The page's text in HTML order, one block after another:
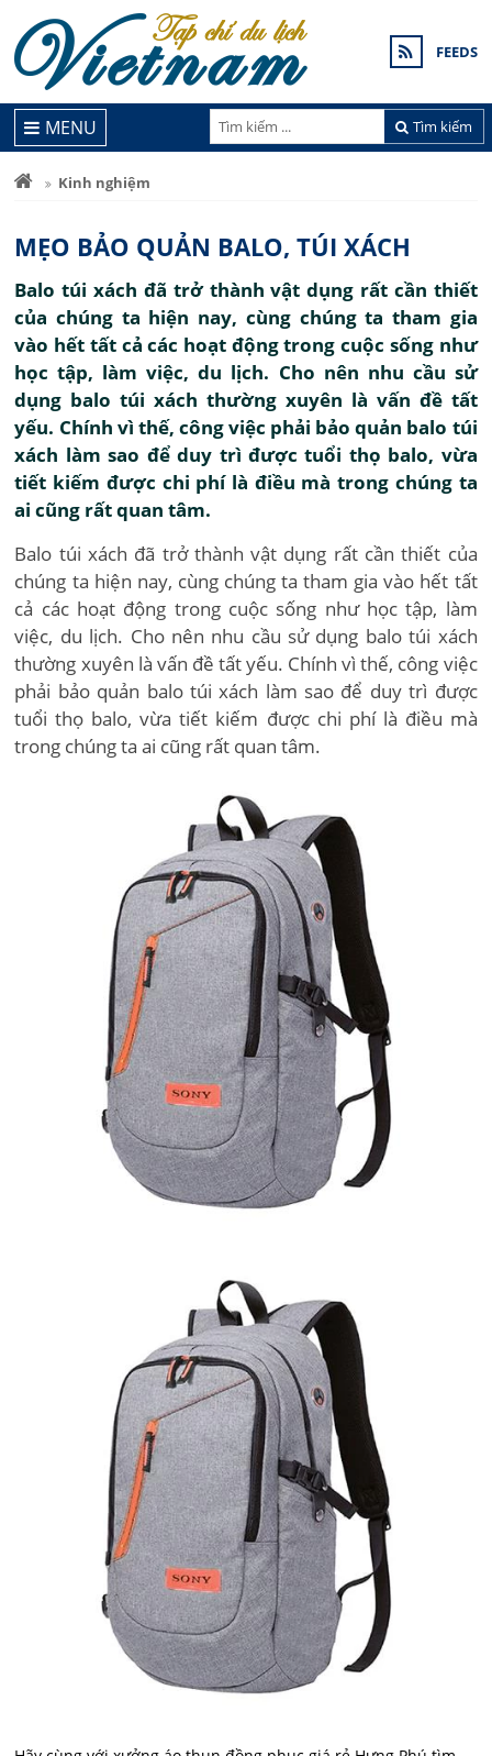
FEEDS
Tìm kiếm
MENU
Kinh nghiệm
MẸO BẢO QUẢN BALO, TÚI XÁCH
Balo túi xách đã trở thành vật dụng rất cần thiết
của chúng ta hiện nay, cùng chúng ta tham gia
vào hết tất cả các hoạt động trong cuộc sống như
học tập, làm việc, du lịch. Cho nên nhu cầu sử
dụng balo túi xách thường xuyên là vấn đề tất
yếu. Chính vì thế, công việc phải bảo quản balo túi
xách làm sao để duy trì được tuổi thọ balo, vừa
tiết kiếm được chi phí là điều mà trong chúng ta
ai cũng rất quan tâm.
Balo túi xách đã trở thành vật dụng rất cần thiết của
chúng ta hiện nay, cùng chúng ta tham gia vào hết tất
cả các hoạt động trong cuộc sống như học tập, làm
việc, du lịch. Cho nên nhu cầu sử dụng balo túi xách
thường xuyên là vấn đề tất yếu. Chính vì thế, công việc
phải bảo quản balo túi xách làm sao để duy trì được
tuổi thọ balo, vừa tiết kiếm được chi phí là điều mà
trong chúng ta ai cũng rất quan tâm.